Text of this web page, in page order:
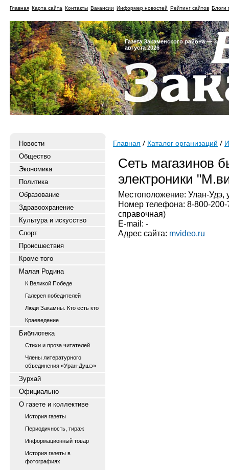
Главная Карта сайта Контакты Вакансии Информер новостей Рейтинг сайтов Блоги
Газета Закаменского района — 3
августа 2026
Новости
Общество
Экономика
Политика
Образование
Здравоохранение
Культура и искусство
Спорт
Происшествия
Кроме того
Малая Родина
К Великой Победе
Галерея победителей
Люди Закамны. Кто есть кто
Краеведение
Библиотека
Стихи и проза читателей
Члены литературного
объединения «Уран-Душэ»
Зурхай
Официально
О газете и коллективе
История газеты
Периодичность, тираж
Информационный товар
История газеты в
фотографиях
Главная Каталог организаций
Сеть магазинов
электроники
Местоположение: Улан-Удэ,
Номер телефона: 8-800-200-
справочная)
E-mail: -
Адрес сайта: mvideo.ru